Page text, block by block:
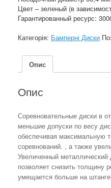
Цвет – зеленый (в
Гарантированный ресурс:
Категорія: Бамперні Диски
Опис
Опис
Соревновательные диски в
меньшие допуски по весу
обеспечивая максимальную
соревнований. , а также
Увеличенный
позволяет снизить толщину
умещается больше на